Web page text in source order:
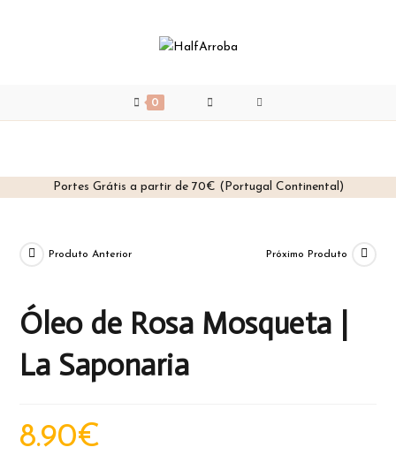
Portes Grátis a partir de 70€ (Portugal Continental)
content
0
Produto Anterior Próximo Produto
Óleo de Rosa Mosqueta |
La Saponaria
8.90€